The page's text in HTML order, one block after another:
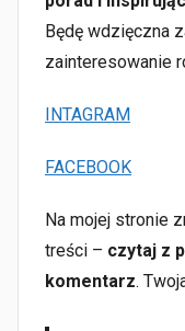
Będę wdzięczna
zainteresowanie
INTAGRAM
FACEBOOK
Na mojej stronie
treści – czytaj z
komentarz.